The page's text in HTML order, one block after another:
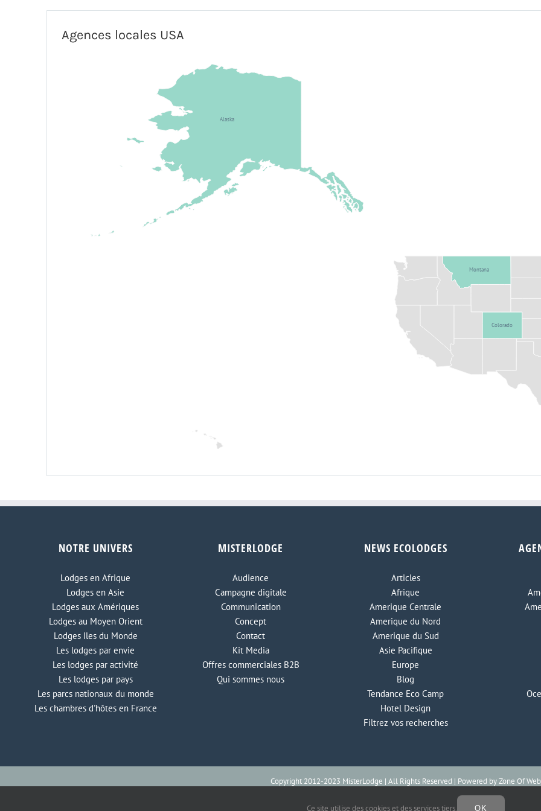
Agences locales USA
Colorado
Montana
Alaska
NOTRE UNIVERS
Lodges en Afrique
Lodges en Asie
Lodges aux Amériques
Lodges au Moyen Orient
Lodges Iles du Monde
Les lodges par envie
Les lodges par activité
Les lodges par pays
Les parcs nationaux du monde
Les chambres d'hôtes en France
MISTERLODGE
Audience
Campagne digitale
Communication
Concept
Contact
Kit Media
Offres commerciales B2B
Qui sommes nous
NEWS ECOLODGES
Articles
Afrique
Amerique Centrale
Amerique du Nord
Amerique du Sud
Asie Pacifique
Europe
Blog
Tendance Eco Camp
Hotel Design
Filtrez vos recherches
Copyright 2012-2023 MisterLodge | All Rights Reserved | Powered byZone Of Web
Ce site utilise des cookies et des services tiers. OK